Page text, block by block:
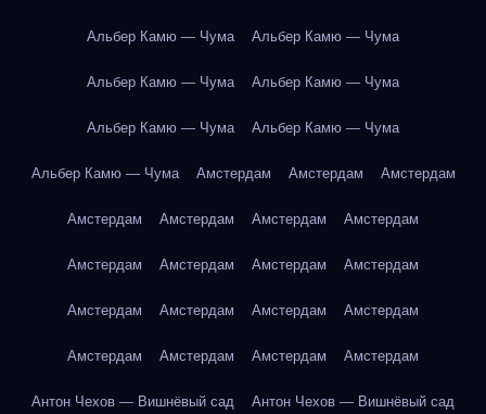
Альбер Камю — Чума Альбер Камю — Чума
Альбер Камю — Чума Альбер Камю — Чума
Альбер Камю — Чума Альбер Камю — Чума
Альбер Камю — Чума Амстердам Амстердам Амстердам
Амстердам Амстердам Амстердам Амстердам
Амстердам Амстердам Амстердам Амстердам
Амстердам Амстердам Амстердам Амстердам
Амстердам Амстердам Амстердам Амстердам
Антон Чехов — Вишнёвый сад Антон Чехов — Вишнёвый сад